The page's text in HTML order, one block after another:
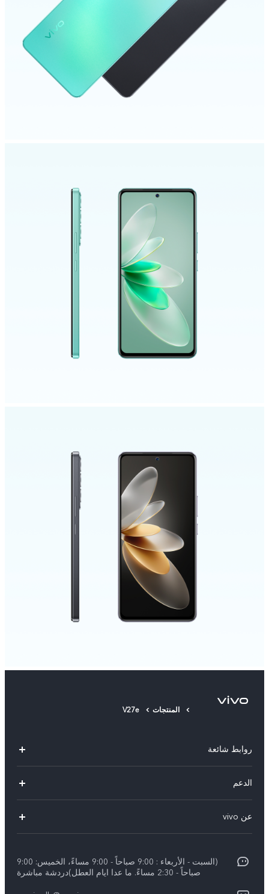
المنتجات V27e
روابط شائعة
V29 Lite
Y27s
الدعم
مركز خدمات
Funtouch OS
عن vivo
الأخبار
الإشعارات القانونية
(السبت - الأربعاء : 9:00 صباحاً - 9:00 مساءً، الخميس: 9:00
صباحاً - 2:30 مساءً. ما عدا ايام العطل)دردشة مباشرة